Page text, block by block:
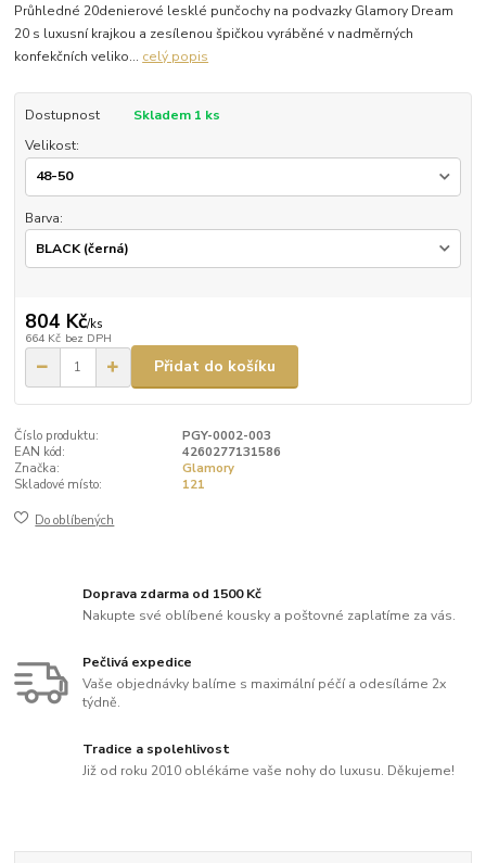
Průhledné 20denierové lesklé punčochy na podvazky Glamory Dream
20 s luxusní krajkou a zesílenou špičkou vyráběné v nadměrných
konfekčních veliko... celý popis
Dostupnost
Skladem 1 ks
Velikost:
Barva:
804 Kč/ks
664 Kč bez DPH
Přidat do košíku
Číslo produktu:
PGY-0002-003
EAN kód:
4260277131586
Značka:
Glamory
Skladové místo:
121
Do oblíbených
Doprava zdarma od 1500 Kč
Nakupte své oblíbené kousky a poštovné zaplatíme za vás.
Pečlivá expedice
Vaše objednávky balíme s maximální péčí a odesíláme 2x
týdně.
Tradice a spolehlivost
Již od roku 2010 oblékáme vaše nohy do luxusu. Děkujeme!